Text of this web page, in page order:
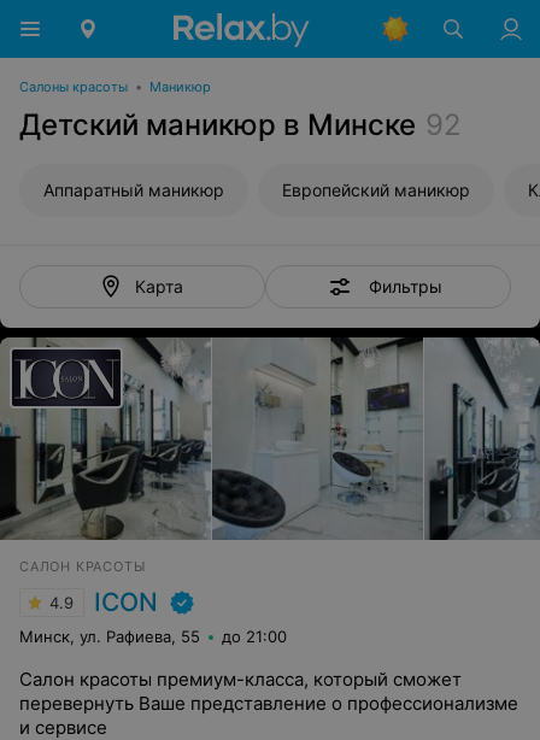
Салоны красоты • Маникюр
Детский маникюр в Минске 92
Аппаратный маникюр Европейский маникюр
Карта Фильтры
САЛОН КРАСОТЫ
4.9 ICON
Минск, ул. Рафиева, 55 до 21:00
Салон красоты премиум-класса, который сможет
перевернуть Ваше представление о профессионализме
и сервисе